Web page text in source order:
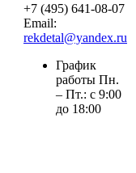
+7 (495) 641-08-07
Email:
rekdetal@yandex.ru
График
работы Пн.
– Пт.: с 9:00
до 18:00